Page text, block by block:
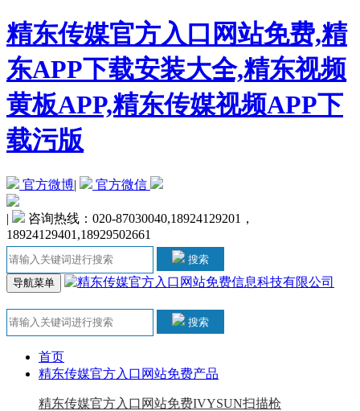
精东传媒官方入口网站免费,精
东APP下载安装大全,精东视频
黄板APP,精东传媒视频APP下
载污版
官方微博| 官方微信
|
咨询热线：020-87030040,18924129201，
18924129401,18929502661
搜索
导航菜单
搜索
首页
精东传媒官方入口网站免费产品
精东传媒官方入口网站免费IVYSUN扫描枪